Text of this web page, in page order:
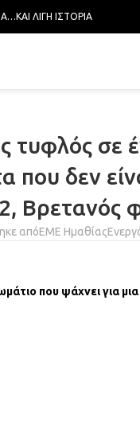
…ΚΑΙ ΛΊΓΗ ΙΣΤΟΡΊΑ
τυφλός σε
που δεν
Βρετανός
απόΕΜΕ Ημαθίας
που ψάχνει για μια